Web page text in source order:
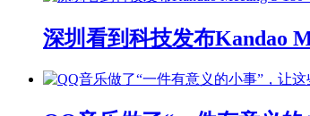
深圳看到科技发布Kandao